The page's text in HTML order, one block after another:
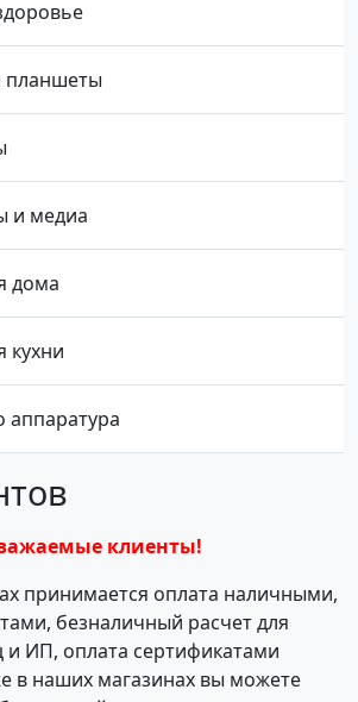
планшеты
и медиа
дома
кухни
аппаратура
клиенты!
принимается оплата наличными,
безналичный расчет для
и ИП, оплата сертификатами
в наших магазинах вы можете